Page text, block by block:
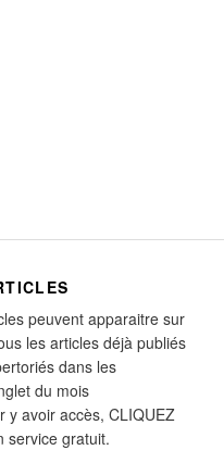
peuvent apparaitre sur
les articles déjà publiés
dans les
du mois
y avoir accès, CLIQUEZ
service gratuit.